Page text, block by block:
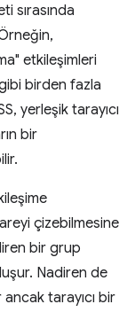
sırasında
etkileşimleri
birden fazla
yerleşik tarayıcı
bir
çizebilmesine
bir grup
Nadiren de
tarayıcı bir